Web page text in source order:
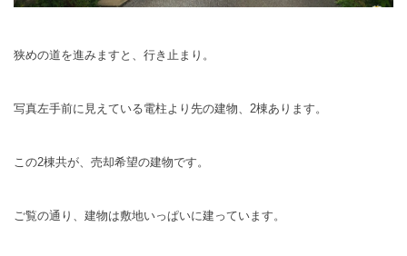
狭めの道を進みますと、行き止まり。
写真左手前に見えている電柱より先の建物、2棟あります。
この2棟共が、売却希望の建物です。
ご覧の通り、建物は敷地いっぱいに建っています。